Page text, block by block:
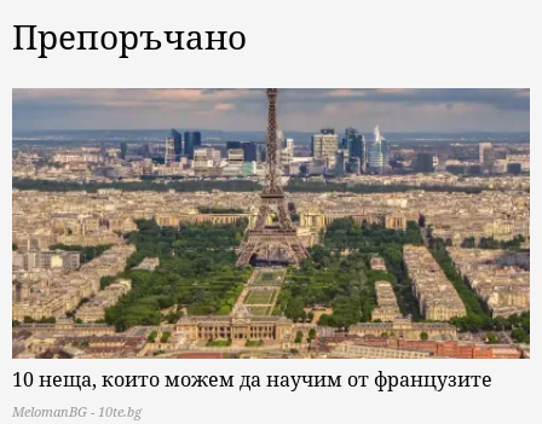
Препоръчано
10 неща, които можем да научим от французите
MelomanBG - 10te.bg